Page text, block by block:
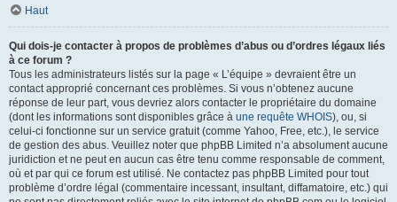
Haut
Qui dois-je contacter à propos de problèmes d’abus ou d’ordres légaux liés
à ce forum ?
Tous les administrateurs listés sur la page « L’équipe » devraient être un
contact approprié concernant ces problèmes. Si vous n’obtenez aucune
réponse de leur part, vous devriez alors contacter le propriétaire du domaine
(dont les informations sont disponibles grâce à une requête WHOIS), ou, si
celui-ci fonctionne sur un service gratuit (comme Yahoo, Free, etc.), le service
de gestion des abus. Veuillez noter que phpBB Limited n’a absolument aucune
juridiction et ne peut en aucun cas être tenu comme responsable de comment,
où et par qui ce forum est utilisé. Ne contactez pas phpBB Limited pour tout
problème d’ordre légal (commentaire incessant, insultant, diffamatoire, etc.) qui